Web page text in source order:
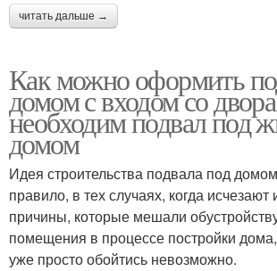
читать дальше →
Как можно оформить
домом с входом со
необходим подвал под
домом
Идея строительства подвала под
правило, в тех случаях, когда исчезают
причины, которые мешали
помещения в процессе постройки
уже просто обойтись невозможно.